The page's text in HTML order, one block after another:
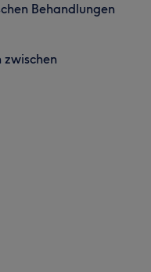
Behandlungen